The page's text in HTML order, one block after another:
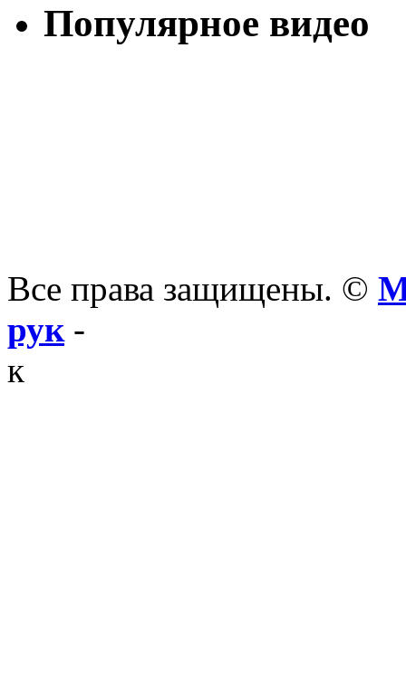
Популярное видео
Все права защищены. ©
рук-
к